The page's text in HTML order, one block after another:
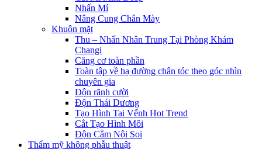
Nhấn Mí
Nâng Cung Chân Mày
Khuôn mặt
Thu – Nhấn Nhân Trung Tại Phòng Khám
Changi
Căng cơ toàn phần
Toàn tập về hạ đường chân tóc theo góc nhìn
chuyên gia
Độn rãnh cười
Độn Thái Dương
Tạo Hình Tai Vểnh Hot Trend
Cắt Tạo Hình Môi
Độn Cằm Nội Soi
Thẩm mỹ không phẫu thuật